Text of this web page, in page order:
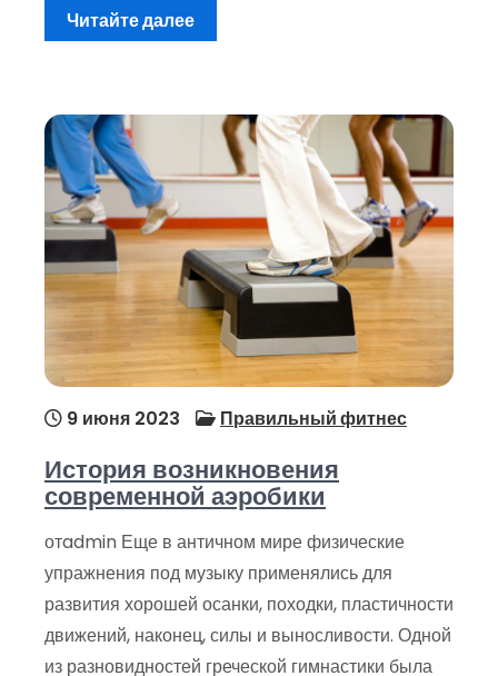
Читайте далее
9 июня 2023 Правильный фитнес
История возникновения
современной аэробики
отadmin Еще в античном мире физические
упражнения под музыку применялись для
развития хорошей осанки, походки, пластичности
движений, наконец, силы и выносливости. Одной
из разновидностей греческой гимнастики была